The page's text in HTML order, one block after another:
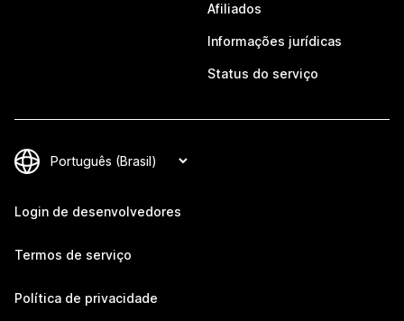
Afiliados
Informações jurídicas
Status do serviço
Login de desenvolvedores
Termos de serviço
Política de privacidade